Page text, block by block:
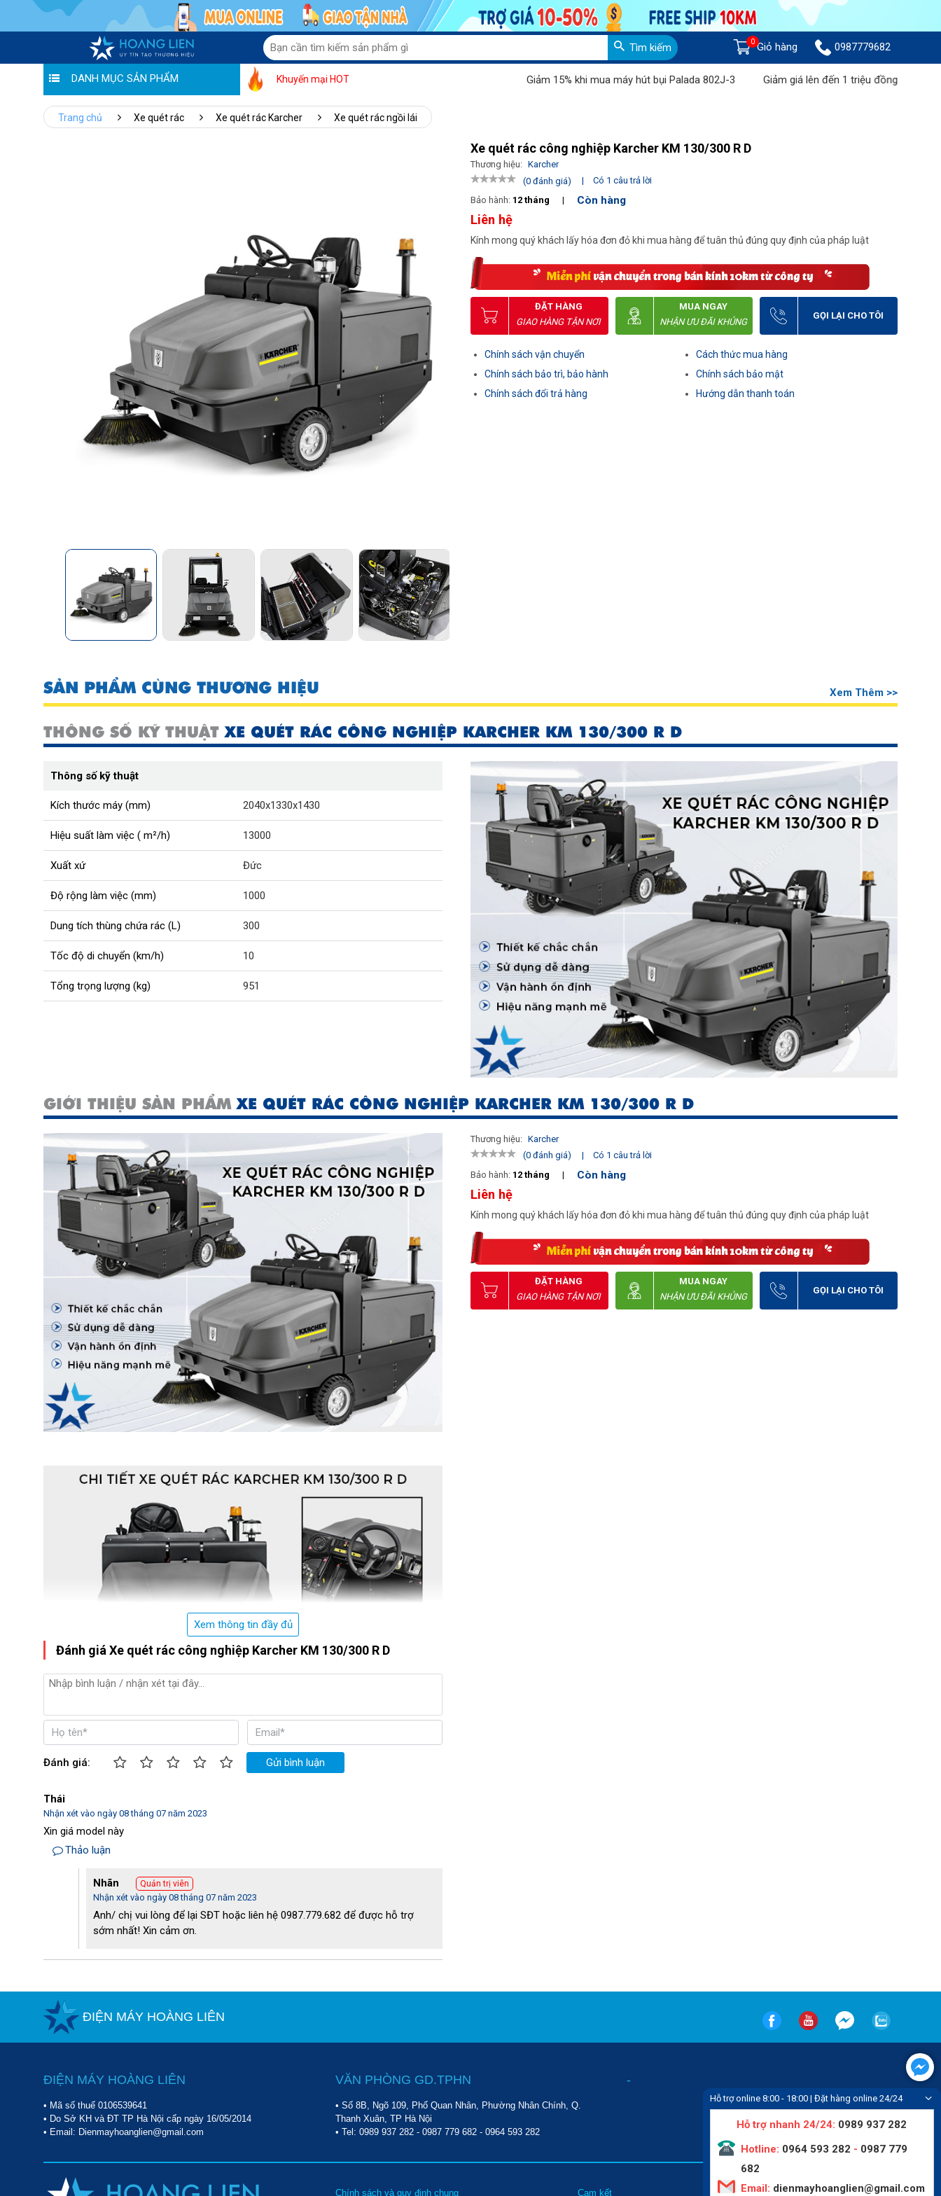
Tìm kiếm 0 Giỏ hàng 0987779682
DANH MỤC SẢN PHẨM Khuyến mại HOT Giảm 15% khi mua máy hút bụi Palada 802J-3 Giảm giá lên đến 1 triệu đồng khi mua Máy chà
Trang chủ Xe quét rác Xe quét rác Karcher Xe quét rác ngồi lái
Xe quét rác công nghiệp Karcher KM 130/300 R D
Thương hiệu: Karcher
(0 đánh giá)
|
Có 1 câu trả lời
Bảo hành: 12 tháng | Còn hàng
Liên hệ
Kính mong quý khách lấy hóa đơn đỏ khi mua hàng để tuân thủ đúng quy định của pháp luật
ĐẶT HÀNG
GIAO HÀNG TẬN NƠI
MUA NGAY
NHẬN ƯU ĐÃI KHỦNG
GỌI LẠI CHO TÔI
Chính sách vận chuyển
Chính sách bảo trì, bảo hành
Chính sách đổi trả hàng
Cách thức mua hàng
Chính sách bảo mật
Hướng dẫn thanh toán
SẢN PHẨM CÙNG THƯƠNG HIỆU Xem Thêm >>
THÔNG SỐ KỸ THUẬTXE QUÉT RÁC CÔNG NGHIỆP KARCHER KM 130/300 R D
Thông số kỹ thuật
Kích thước máy (mm) 2040x1330x1430
Hiệu suất làm việc ( m²/h) 13000
Xuất xứ Đức
Độ rộng làm việc (mm) 1000
Dung tích thùng chứa rác (L) 300
Tốc độ di chuyển (km/h) 10
Tổng trọng lượng (kg) 951
GIỚI THIỆU SẢN PHẨMXE QUÉT RÁC CÔNG NGHIỆP KARCHER KM 130/300 R D
Xem thông tin đầy đủ
Đánh giá Xe quét rác công nghiệp Karcher KM 130/300 R D
Đánh giá: Gửi bình luận
Thái
Nhận xét vào ngày 08 tháng 07 năm 2023
Xin giá model này
Thảo luận
Nhãn Quản trị viên
Nhận xét vào ngày 08 tháng 07 năm 2023
Anh/ chị vui lòng để lại SĐT hoặc liên hệ 0987.779.682 để được hỗ trợ
sớm nhất! Xin cảm ơn.
Thương hiệu: Karcher
(0 đánh giá)
|
Có 1 câu trả lời
Bảo hành: 12 tháng | Còn hàng
Liên hệ
Kính mong quý khách lấy hóa đơn đỏ khi mua hàng để tuân thủ đúng quy định của pháp luật
ĐẶT HÀNG
GIAO HÀNG TẬN NƠI
MUA NGAY
NHẬN ƯU ĐÃI KHỦNG
GỌI LẠI CHO TÔI
ĐIỆN MÁY HOÀNG LIÊN
ĐIỆN MÁY HOÀNG LIÊN
• Mã số thuế 0106539641
• Do Sở KH và ĐT TP Hà Nội cấp ngày 16/05/2014
• Email: Dienmayhoanglien@gmail.com
VĂN PHÒNG GD.TPHN
• Số 8B, Ngõ 109, Phố Quan Nhân, Phường Nhân Chính, Q.
Thanh Xuân, TP Hà Nội
• Tel: 0989 937 282- 0987 779 682- 0964 593 282
-
Chính sách và quy định chung Cam kết Tin tức
Hỗ trợ online 8:00 - 18:00 | Đặt hàng online 24/24
Hỗ trợ nhanh 24/24: 0989 937 282
Hotline: 0964 593 282 - 0987 779
682
Email: dienmayhoanglien@gmail.com